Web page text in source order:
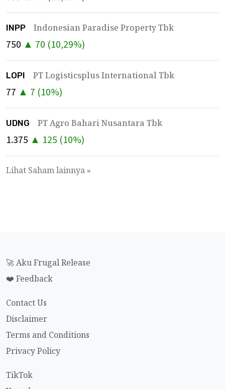
INPP Indonesian Paradise Property Tbk
750 ▲ 70 (10,29%)
LOPI PT Logisticsplus International Tbk
77 ▲ 7 (10%)
UDNG PT Agro Bahari Nusantara Tbk
1.375 ▲ 125 (10%)
Lihat Saham lainnya »
🚀 Aku Frugal Release
❤️ Feedback
Contact Us
Disclaimer
Terms and Conditions
Privacy Policy
TikTok